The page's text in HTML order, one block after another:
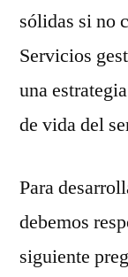
sólidas si no
Servicios
una
de vida del
Para
debemos
siguiente